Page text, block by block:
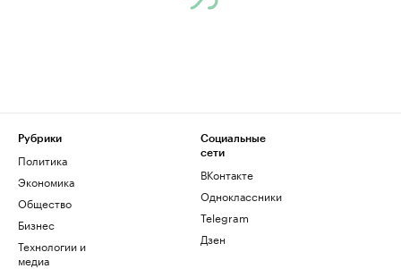
Рубрики
Политика
Экономика
Общество
Бизнес
Технологии и
медиа
Социальные
сети
ВКонтакте
Одноклассники
Telegram
Дзен